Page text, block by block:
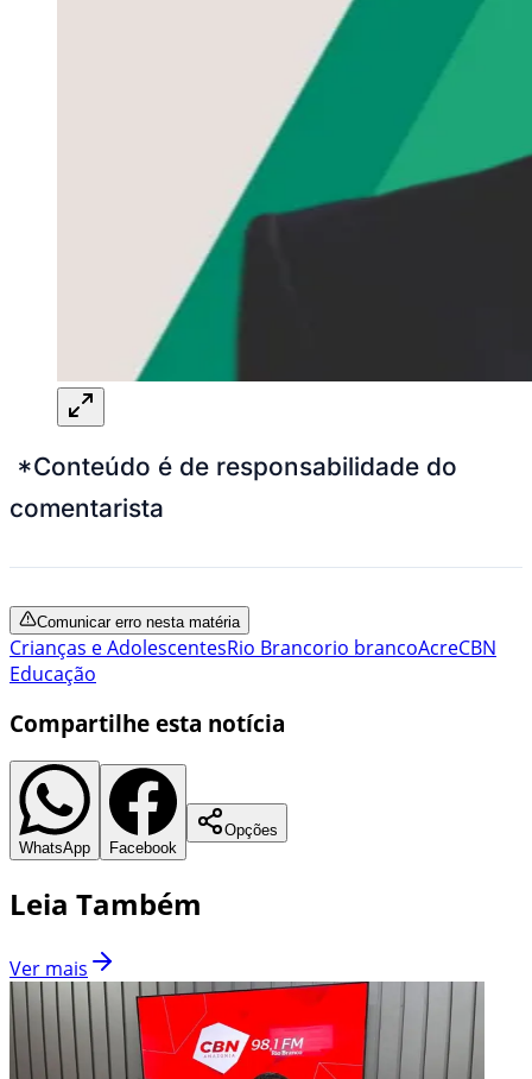
*Conteúdo é de responsabilidade do
comentarista
Comunicar erro nesta matéria
Crianças e AdolescentesRio Brancorio brancoAcreCBN
Educação
Compartilhe esta notícia
WhatsApp Facebook
Opções
Leia Também
Ver mais